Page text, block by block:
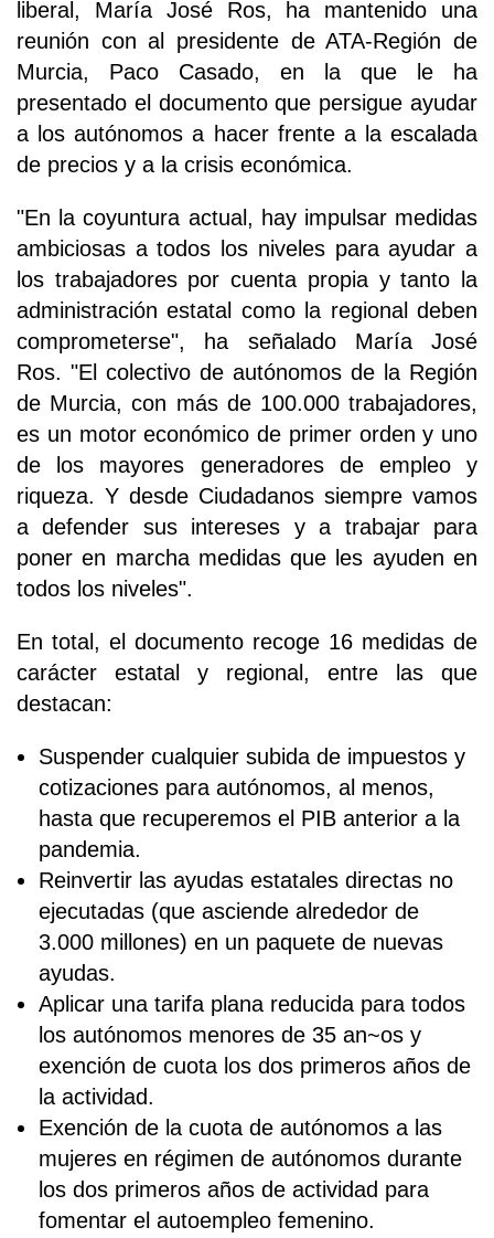
liberal, María José Ros, ha mantenido una
reunión con al presidente de ATA-Región de
Murcia, Paco Casado, en la que le ha
presentado el documento que persigue ayudar
a los autónomos a hacer frente a la escalada
de precios y a la crisis económica.
"En la coyuntura actual, hay impulsar medidas
ambiciosas a todos los niveles para ayudar a
los trabajadores por cuenta propia y tanto la
administración estatal como la regional deben
comprometerse", ha señalado María José
Ros. "El colectivo de autónomos de la Región
de Murcia, con más de 100.000 trabajadores,
es un motor económico de primer orden y uno
de los mayores generadores de empleo y
riqueza. Y desde Ciudadanos siempre vamos
a defender sus intereses y a trabajar para
poner en marcha medidas que les ayuden en
todos los niveles".
En total, el documento recoge 16 medidas de
carácter estatal y regional, entre las que
destacan:
Suspender cualquier subida de impuestos y
cotizaciones para autónomos, al menos,
hasta que recuperemos el PIB anterior a la
pandemia.
Reinvertir las ayudas estatales directas no
ejecutadas (que asciende alrededor de
3.000 millones) en un paquete de nuevas
ayudas.
Aplicar una tarifa plana reducida para todos
los autónomos menores de 35 an~os y
exención de cuota los dos primeros años de
la actividad.
Exención de la cuota de autónomos a las
mujeres en régimen de autónomos durante
los dos primeros años de actividad para
fomentar el autoempleo femenino.